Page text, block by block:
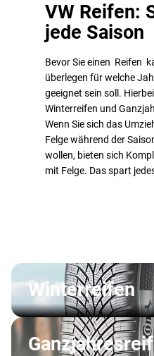
VW Reifen:
jede Saison
Bevor Sie einen Reifen
überlegen für welche
geeignet sein soll.
Winterreifen und
Wenn Sie sich das
Felge während der
wollen, bieten sich
mit Felge. Das spart
Winterreifen